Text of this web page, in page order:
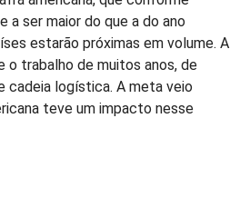
a ser maior do que a do ano
estarão próximas em volume. A
trabalho de muitos anos, de
cadeia logística. A meta veio
teve um impacto nesse